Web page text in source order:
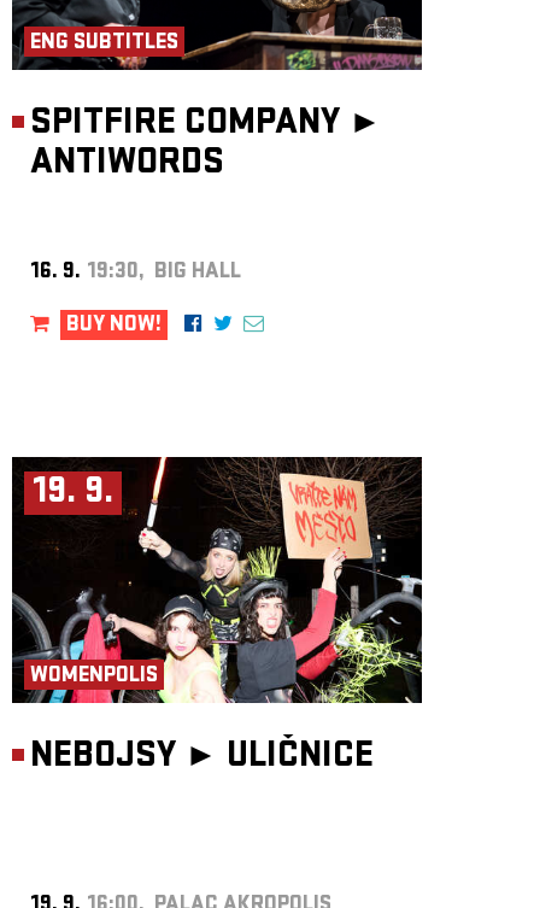
ENG SUBTITLES
SPITFIRE COMPANY ►
ANTIWORDS
16. 9. 19:30, BIG HALL
BUY NOW!
19. 9.
WOMENPOLIS
NEBOJSY ► ULIČNICE